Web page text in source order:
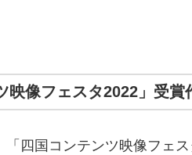
映像フェスタ2022」受賞
「四国コンテンツ映像フェ